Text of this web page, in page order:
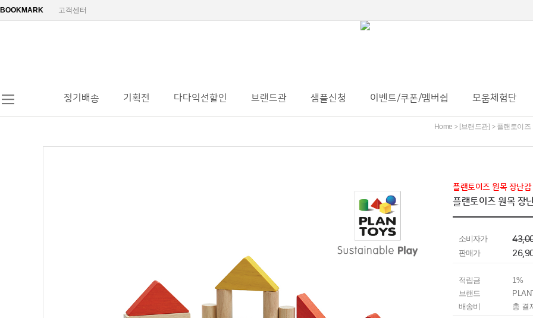
BOOKMARK 고객센터
정기배송 기획전 다다익선할인 브랜드관 샘플신청 이벤트/쿠폰/멤버쉽 모움체험단
Home > [브랜드관] > 플랜토이즈
플랜토이즈 원목 장난
플랜토이즈 원목 장
소비자가
판매가
적립금
1%
브랜드
배송비
총 결